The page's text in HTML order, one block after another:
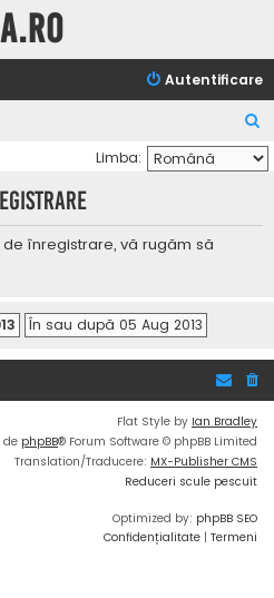
Autentificare
ă
u
Limba:
înregistrare, vă rugăm să
Flat Style by Ian Bradley
de phpBB® Forum Software © phpBB Limited
Translation/Traducere: MX-Publisher CMS
Reduceri scule pescuit
Optimized by: phpBB SEO
Confidențialitate | Termeni